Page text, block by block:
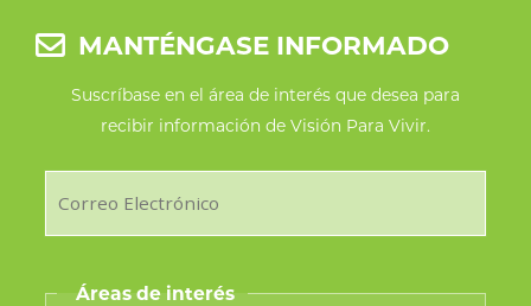
página
de
producto
MANTÉNGASE INFORMADO
Suscríbase en el área de interés que desea para
recibir información de Visión Para Vivir.
Áreas de interés